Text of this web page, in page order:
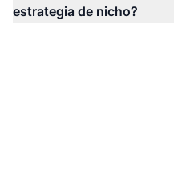
estrategia de nicho?